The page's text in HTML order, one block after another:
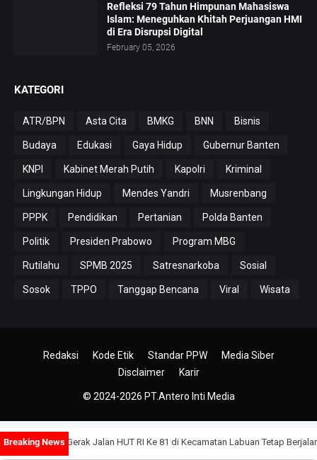
Refleksi 79 Tahun Himpunan Mahasiswa
Islam: Meneguhkan Khitah Perjuangan HMI
di Era Disrupsi Digital
February 05, 2026
KATEGORI
ATR/BPN Asta Cita BMKG BNN Bisnis
Budaya Edukasi Gaya Hidup Gubernur Banten
KNPI Kabinet Merah Putih Kapolri Kriminal
Lingkungan Hidup Mendes Yandri Musrenbang
PPPK Pendidikan Pertanian Polda Banten
Politik Presiden Prabowo Program MBG
Rutilahu SPMB 2025 Satresnarkoba Sosial
Sosok TPPO Tanggap Bencana Viral Wisata
© 2024-2026 PT.Antero Inti Media
Redaksi Kode Etik Standar PPW
Media Siber
Disclaimer
Karir
Gerak Jalan HUT RI Ke 81 di Kecamatan Labuan Tetap Berjalan, Meski